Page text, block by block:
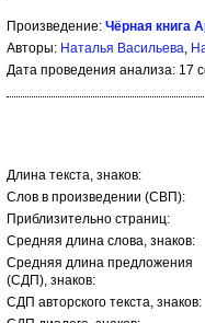
Произведение: Чёрная книга
Авторы: Наталья Васильева,
Дата проведения анализа: 17
Длина текста, знаков:
Слов в произведении (СВП):
Приблизительно страниц:
Средняя длина слова, знаков:
Средняя длина предложения
(СДП), знаков:
СДП авторского текста, знаков: